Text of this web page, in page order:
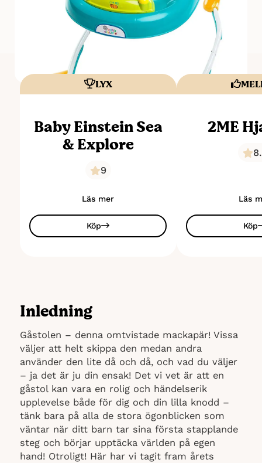
LYX
Baby Einstein Sea
& Explore
9
Läs mer
Köp
2ME
Läs
Köp
Inledning
Gåstolen – denna omtvistade mackapär! Vissa
väljer att helt skippa den medan andra
använder den lite då och då, och vad du väljer
– ja det är ju din ensak! Det vi vet är att en
gåstol kan vara en rolig och händelserik
upplevelse både för dig och din lilla knodd –
tänk bara på alla de stora ögonblicken som
väntar när ditt barn tar sina första stapplande
steg och börjar upptäcka världen på egen
hand! Otroligt! Här har vi tagit fram årets